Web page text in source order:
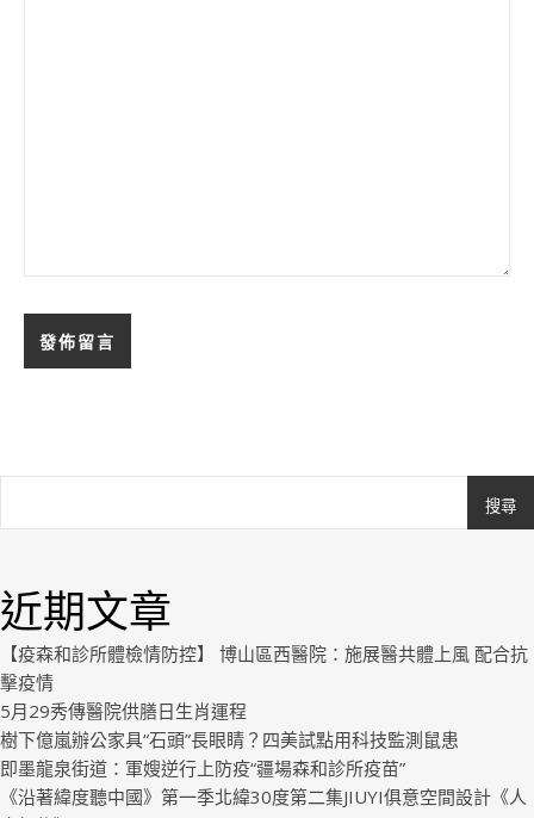
搜尋
近期文章
【疫森和診所體檢情防控】 博山區西醫院：施展醫共體上風 配合抗
擊疫情
5月29秀傳醫院供膳日生肖運程
樹下億嵐辦公家具“石頭”長眼睛？四美試點用科技監測鼠患
即墨龍泉街道：軍嫂逆行上防疫“疆場森和診所疫苗”
《沿著緯度聽中國》第一季北緯30度第二集JIUYI俱意空間設計《人
Royal.